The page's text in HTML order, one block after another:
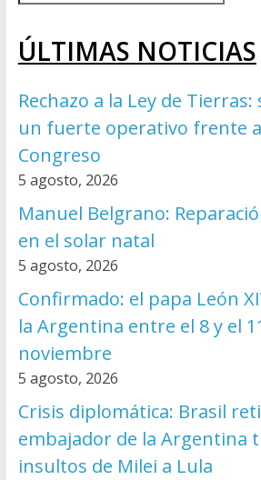
ÚLTIMAS NOTICIAS
Rechazo a la Ley de Tierras:
un fuerte operativo frente
Congreso
5 agosto, 2026
Manuel Belgrano:
en el solar natal
5 agosto, 2026
Confirmado: el papa León
la Argentina entre el 8 y el
noviembre
5 agosto, 2026
Crisis diplomática: Brasil
embajador de la Argentina
insultos de Milei a Lula